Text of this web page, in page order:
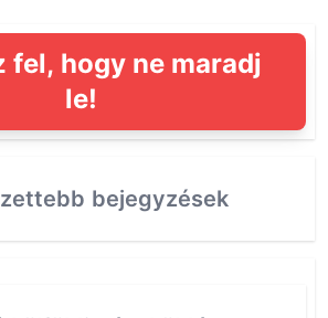
fel, hogy ne maradj
le!
bejegyzések